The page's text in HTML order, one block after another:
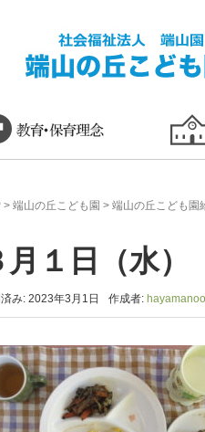
> 端山の丘こども園 > 端山の丘こども園
月１日（水
み: 2023年3月1日 作成者: